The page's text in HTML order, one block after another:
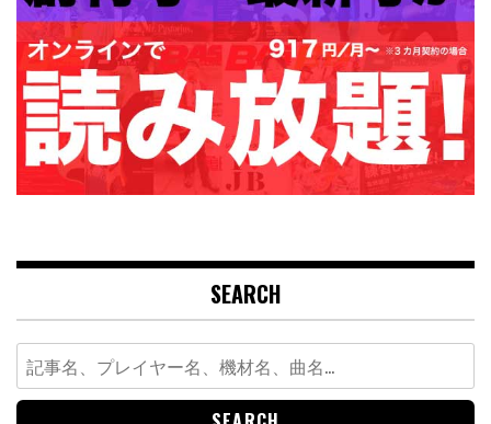
SEARCH
Search
for: